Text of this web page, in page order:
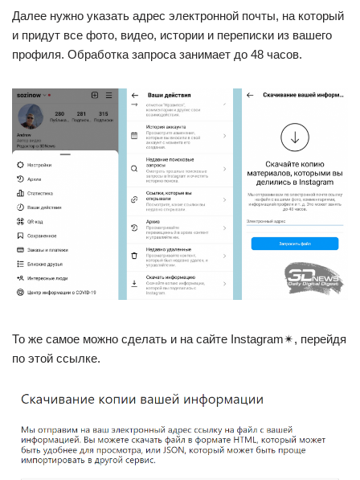
Далее нужно указать адрес электронной почты, на который
и придут все фото, видео, истории и переписки из вашего
профиля. Обработка запроса занимает до 48 часов.
То же самое можно сделать и на сайте Instagram✴, перейдя
по этой ссылке.